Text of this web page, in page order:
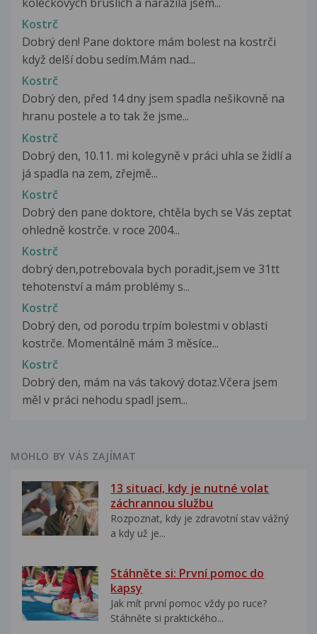
Kostrč
Dobrý den! Pane doktore mám bolest na kostrči
když delší dobu sedím.Mám nad...
Kostrč
Dobrý den, před 14 dny jsem spadla nešikovně na
hranu postele a to tak že jsme...
Kostrč
Dobrý den, 10.11. mi kolegyně v práci uhla se židlí a
já spadla na zem, zřejmě...
Kostrč
Dobrý den pane doktore, chtěla bych se Vás zeptat
ohledně kostrče. v roce 2004...
Kostrč
dobrý den,potrebovala bych poradit,jsem ve 31tt
tehotenství a mám problémy s...
Kostrč
Dobrý den, od porodu trpím bolestmi v oblasti
kostrče. Momentálně mám 3 měsíce...
Kostrč
Dobrý den, mám na vás takový dotaz.Včera jsem
měl v práci nehodu spadl jsem...
MOHLO BY VÁS ZAJÍMAT
13 situací, kdy je nutné volat
záchrannou službu
Rozpoznat, kdy je zdravotní stav vážný
a kdy už je...
Stáhněte si: První pomoc do
kapsy
Jak mít první pomoc vždy po ruce?
Stáhněte si praktického...